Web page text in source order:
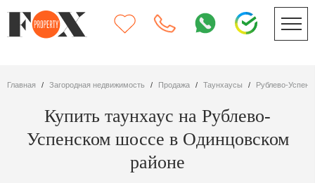
Главная Загородная недвижимость Продажа таунхаусы Рублево-
Купить таунхаус на Рублево-
Успенском шоссе в Одинцовском
районе